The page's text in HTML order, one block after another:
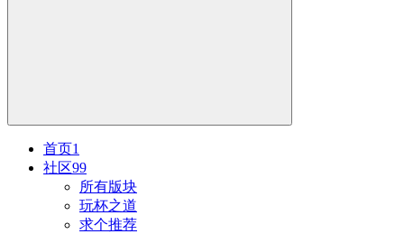
首页1
社区99
所有版块
玩杯之道
求个推荐